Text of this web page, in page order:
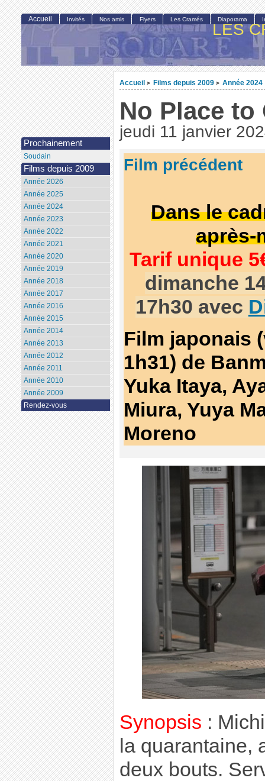
LES
Accueil > Films depuis 2009 > Année 2024
No Place to
jeudi 11 janvier
Film précédent
Dans le
après-
Tarif unique
dimanche
17h30 avec
Film japonais
1h31) de
Yuka Itaya,
Miura, Yuya
Moreno
Synopsis :
la quarantaine,
deux bouts.
Accueil Invités Nos amis Flyers Les Cramés Diaporama
Prochainement
Soudain
Films depuis 2009
Année 2026
Année 2025
Année 2024
Année 2023
Année 2022
Année 2021
Année 2020
Année 2019
Année 2018
Année 2017
Année 2016
Année 2015
Année 2014
Année 2013
Année 2012
Année 2011
Année 2010
Année 2009
Rendez-vous